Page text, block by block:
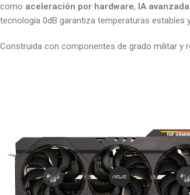
como aceleración por hardware, IA avanzada
tecnología 0dB garantiza temperaturas estables
Construida con componentes de grado militar